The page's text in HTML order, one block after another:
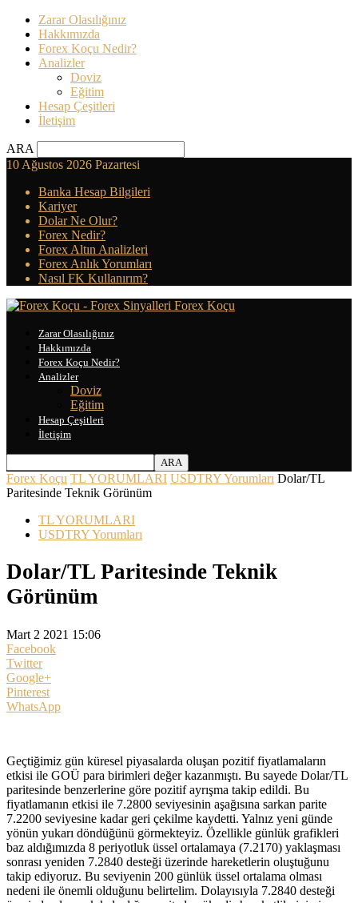
Zarar Olasılığınız
Hakkımızda
Forex Koçu Nedir?
Analizler
Doviz
Eğitim
Hesap Çeşitleri
İletişim
ARA
10 Ağustos 2026 Pazartesi
Banka Hesap Bilgileri
Kariyer
Dolar Ne Olur?
Forex Nedir?
Forex Altın Analizleri
Forex Anlık Yorumları
Nasıl FK Kullanırım?
Forex Koçu
Zarar Olasılığınız
Hakkımızda
Forex Koçu Nedir?
Analizler
Doviz
Eğitim
Hesap Çeşitleri
İletişim
Forex Koçu TL YORUMLARI USDTRY Yorumları Dolar/TL
Paritesinde Teknik Görünüm
TL YORUMLARI
USDTRY Yorumları
Dolar/TL Paritesinde Teknik
Görünüm
Mart 2 2021 15:06
Facebook
Twitter
Google+
Pinterest
WhatsApp
Geçtiğimiz gün küresel piyasalarda oluşan pozitif fiyatlamaların
etkisi ile GOÜ para birimleri değer kazanmıştı. Bu sayede Dolar/TL
paritesinde benzerlerine göre pozitif ayrışma takip edildi. Bu
fiyatlamanın etkisi ile 7.2800 seviyesinin aşağısına sarkan parite
7.2200 seviyesine kadar geri çekilme kaydetti. Yalnız yeni günde
yönün yukarı döndüğünü görmekteyiz. Özellikle günlük grafikleri
baz aldığımızda 8 periyotluk üssel ortalamaya (7.2170) yaklaşması
sonrası yeniden 7.2840 desteği üzerinde hareketlerin oluştuğunu
takip ediyoruz. Bu seviyenin 200 günlük üssel ortalama olması
nedeni ile önemli olduğunu belirtelim. Dolayısıyla 7.2840 desteği